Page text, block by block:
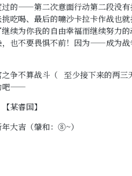
的——第二次意面行动第二段没
吃喝、最后的嘣沙卡拉卡作战
续为你我的自由幸福而继续努力
也不要畏惧不前！因为——成为
争不算战斗（ 至少接下来的两三
吧——
某睿国】
大吉（肈和：⑧~）